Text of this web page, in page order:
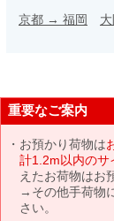
京都 → 福岡
重要なご案内
お預かり荷物は
計1.2m以内のサ
えたお荷物はお
→その他手荷物
さい。